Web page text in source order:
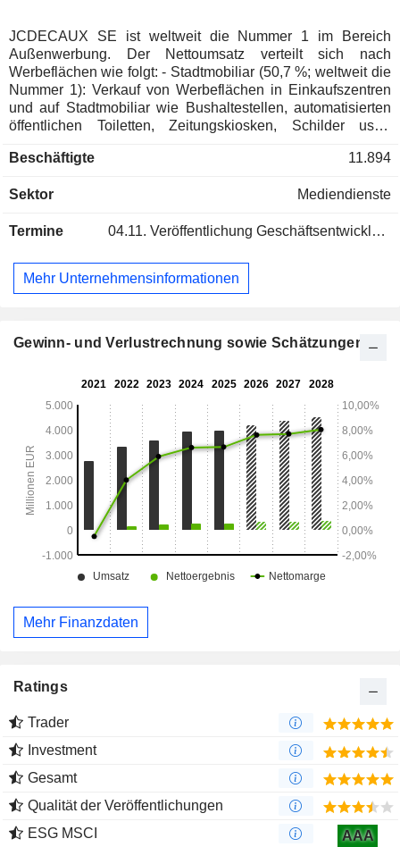
JCDECAUX SE ist weltweit die Nummer 1 im Bereich
Außenwerbung. Der Nettoumsatz verteilt sich nach
Werbeflächen wie folgt: - Stadtmobiliar (50,7 %; weltweit die
Nummer 1): Verkauf von Werbeflächen in Einkaufszentren
und auf Stadtmobiliar wie Bushaltestellen, automatisierten
öffentlichen Toiletten, Zeitungskiosken, Schilder usw.;
Verkauf, Vermietung und Wartung von Stadtmobiliar. Die
Selbstbedienungs-Fahrradverleih; - Verkehrsmittel und
Werbeflächen an 154 Flughäfen sowie auf und in Bussen,
Verkehrsknotenpunkten. Ende 2025 vermarktete die Gruppe
374.718 Werbeflächen; - traditionelle und beleuchtete
folgt: Frankreich (16,7 %), Vereinigtes Königreich (10,6 %),
Beschäftigte 11.894
Sektor Mediendienste
Termine 04.11. Veröffentlichung Geschäftsentwicklung - Q3 2026
Mehr Unternehmensinformationen
Gewinn- und Verlustrechnung sowie Schätzungen
Mehr Finanzdaten
Ratings
Trader
Investment
Gesamt
Qualität der Veröffentlichungen
ESG MSCI
AAA